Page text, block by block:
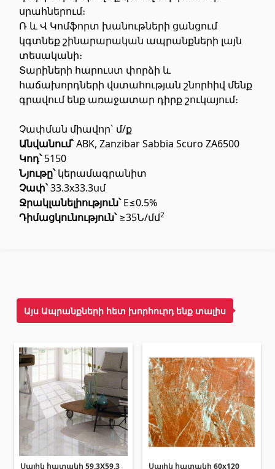
Լուսարձակներ և լամպեր
Գիպս-ստվարաթուղթ KNAUF
Մտոց (Լյուկեր)՝ գիպս-ստվարաթղթե սալիկներից (9)
Գիպսստվարաթղթե սալեր (8)
Պրոֆիլներ
(34)
Ժապավեններ և պտուտակներ(7)
Շինարարական և սպասարկման
տեխնիկաներ
Բոլորը
Սոսինձ(3)
Քսանյութեր(15)
Լողավազանի պարագաներ
սրահներում։
Ռ և Վ Կոմֆորտ խանութների ցանցում
կգտնեք շինարարական ապրանքների լայն
տեսականի։
Տարիների հարուստ փորձի և
հաճախորդների վստահության շնորհիվ մենք
գրավում ենք առաջատար դիրք շուկայում։
Չափման միավոր` մ/ք
Անվանում՝ABK, Zanzibar Sabbia Scuro ZA6500
Կոդ՝5150
Նյութը՝կերամագրանիտ
Չափ՝33.3x33.3սմ
Ջրակլանելիություն՝E≤0.5%
Դիմացկունություն՝≥35Ն/մմ2
Այս Ապրանքների հետ խորհուրդ ենք տալիս
Սալիկ հատակի 59.3X59.3 Սալիկ հատակի 60x120